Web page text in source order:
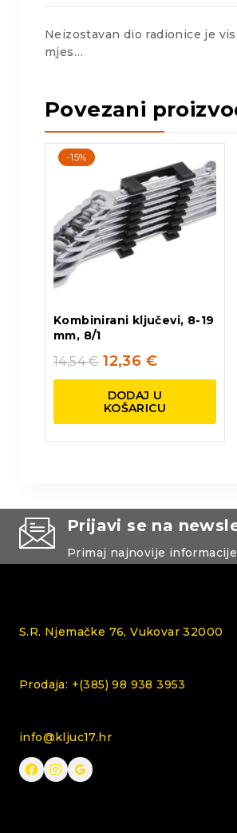
Neizostavan dio radionice je
mjes…
Povezani
-15%
Kombinirani ključevi, 8-19
mm, 8/1
14,54€ 12,36 €
DODAJ U
KOŠARICU
Prijavi se na
Primaj najnovije
S.R. Njemačke 76, Vukovar 32000
Prodaja: +(385) 98 938 3953
info@kljuc17.hr